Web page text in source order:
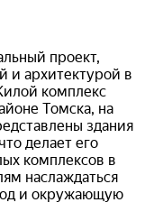
проект,
и архитектурой в
комплекс
Томска, на
здания
делает его
комплексов в
наслаждаться
и окружающую